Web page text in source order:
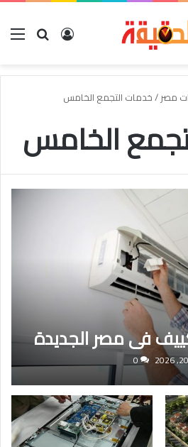
بحث عنتسجيل
مصر/خدمات التجمع الخامس
الخامس
فى مصر الجديدة
0